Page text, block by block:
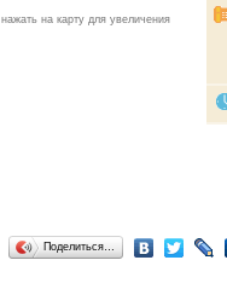
нажать на карту для увеличения
Поделиться…